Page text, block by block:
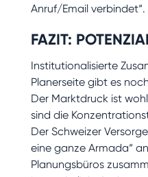
Anruf/Email verbindet“.
FAZIT:
Institutionalisierte
Planerseite gibt es
Der Marktdruck ist
sind die
Der Schweizer
eine ganze Armada“
Planungsbüros